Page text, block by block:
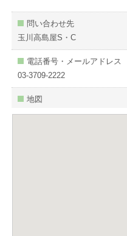
問い合わせ先
玉川高島屋S・C
電話番号・メールアドレス
03-3709-2222
地図